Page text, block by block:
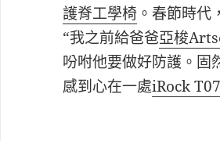
護脊工學椅 。春節時代
“我之前給爸爸亞梭
吩咐他要做好防護。固
感到心在一處iRock T07